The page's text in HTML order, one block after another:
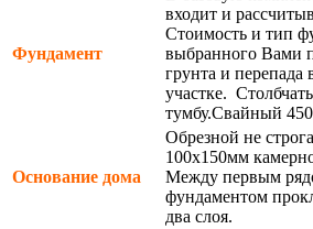
Фундамент
входит и
Стоимость и тип
выбранного Вами
грунта и
участке.
тумбу.Свайный
Основание дома
Обрезной не
100х150мм
Между первым
фундаментом
два слоя.